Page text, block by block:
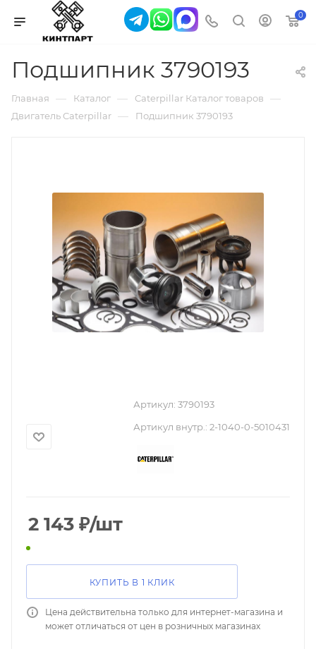
0
Подшипник 3790193
Главная — Каталог — Caterpillar Каталог товаров —
Двигатель Caterpillar — Подшипник 3790193
Артикул: 3790193
Артикул внутр.: 2-1040-0-5010431
2 143 ₽/шт
КУПИТЬ В 1 КЛИК
Цена действительна только для интернет-магазина и
может отличаться от цен в розничных магазинах